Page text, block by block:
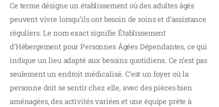
Ce terme désigne un établissement où des adultes âgés
peuvent vivre lorsqu’ils ont besoin de soins et d’assistance
réguliers. Le nom exact signifie Établissement
d’Hébergement pour Personnes Âgées Dépendantes, ce qui
indique un lieu adapté aux besoins quotidiens. Ce n’est pas
seulement un endroit médicalisé. C’est un foyer où la
personne doit se sentir chez elle, avec des pièces bien
aménagées, des activités variées et une équipe prête à